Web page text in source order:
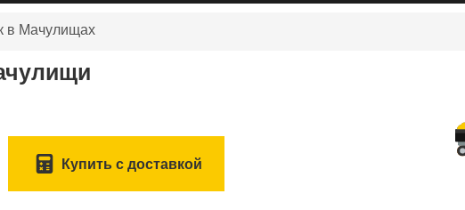
в Мачулищах
Купить с доставкой